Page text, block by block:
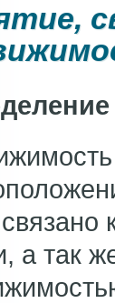
а так